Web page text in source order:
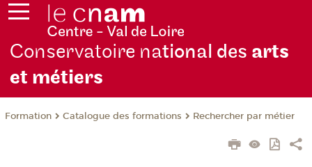
Conservatoire national des arts
et métiers
Formation Catalogue des formations Rechercher par métier